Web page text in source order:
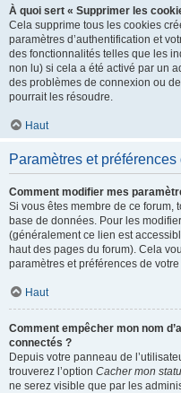
À quoi sert « Supprimer les
Cela supprime tous les cookies
paramètres d’authentification et
des fonctionnalités telles que les
non lu) si cela a été activé par un
des problèmes de connexion ou
pourrait les résoudre.
Haut
Paramètres et préférences
Comment modifier mes
Si vous êtes membre de ce forum,
base de données. Pour les
(généralement ce lien est
haut des pages du forum). Cela
paramètres et préférences de
Haut
Comment empêcher mon nom
connectés ?
Depuis votre panneau de
trouverez l’option Cacher mon
ne serez visible que par les